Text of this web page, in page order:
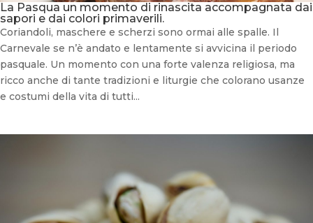
La Pasqua un momento di rinascita accompagnata dai
sapori e dai colori primaverili.
Coriandoli, maschere e scherzi sono ormai alle spalle. Il
Carnevale se n’è andato e lentamente si avvicina il periodo
pasquale. Un momento con una forte valenza religiosa, ma
ricco anche di tante tradizioni e liturgie che colorano usanze
e costumi della vita di tutti...